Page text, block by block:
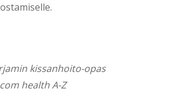
kissanhoito-opas
health A-Z